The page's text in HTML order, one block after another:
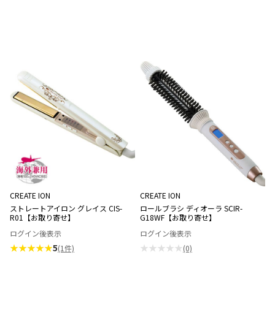
CREATE ION
ストレートアイロン グレイス CIS-
R01【お取り寄せ】
ログイン後表示
★★★★★5(1件)
CREATE ION
ロールブラシ ディオーラ SCIR-
G18WF【お取り寄せ】
ログイン後表示
★★★★★(0)